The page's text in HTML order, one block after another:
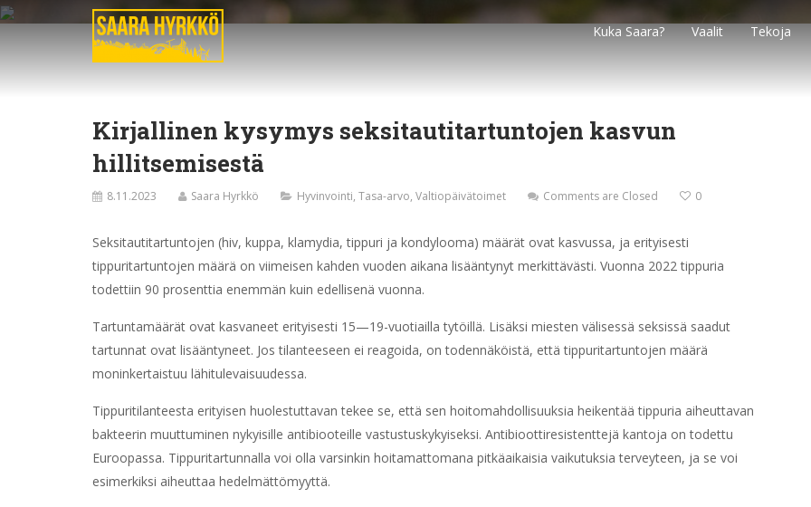
Kuka Saara? Vaalit Tekoja
Kirjallinen kysymys seksitautitartuntojen kasvun
hillitsemisestä
8.11.2023 Saara Hyrkkö Hyvinvointi, Tasa-arvo, Valtiopäivätoimet Comments are Closed 0
Seksitautitartuntojen (hiv, kuppa, klamydia, tippuri ja kondylooma) määrät ovat kasvussa, ja erityisesti
tippuritartuntojen määrä on viimeisen kahden vuoden aikana lisääntynyt merkittävästi. Vuonna 2022 tippuria
todettiin 90 prosenttia enemmän kuin edellisenä vuonna.
Tartuntamäärät ovat kasvaneet erityisesti 15—19-vuotiailla tytöillä. Lisäksi miesten välisessä seksissä saadut
tartunnat ovat lisääntyneet. Jos tilanteeseen ei reagoida, on todennäköistä, että tippuritartuntojen määrä
moninkertaistuu lähitulevaisuudessa.
Tippuritilanteesta erityisen huolestuttavan tekee se, että sen hoitomahdollisuuksia heikentää tippuria aiheuttavan
bakteerin muuttuminen nykyisille antibiooteille vastustuskykyiseksi. Antibioottiresistenttejä kantoja on todettu
Euroopassa. Tippuritartunnalla voi olla varsinkin hoitamattomana pitkäaikaisia vaikutuksia terveyteen, ja se voi
esimerkiksi aiheuttaa hedelmättömyyttä.